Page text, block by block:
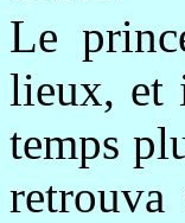
Le
lieux, et
temps